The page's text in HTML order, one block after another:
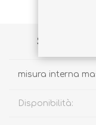
Scarpa
misura interna
Disponibilità: